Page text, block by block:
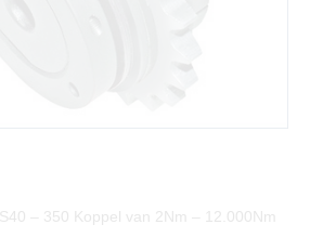
– 350 Koppel van 2Nm – 12.000Nm